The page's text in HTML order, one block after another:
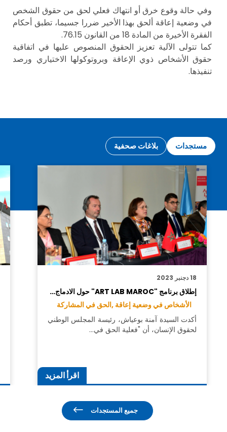
وفي حالة وقوع خرق أو انتهاك فعلي لحق من حقوق الشخص
في وضعية إعاقة ألحق بهذا الأخير ضررا جسيما، تطبق أحكام
الفقرة الأخيرة من المادة 18 من القانون 76.15.
كما تتولى الآلية تعزيز الحقوق المنصوص عليها في اتفاقية
حقوق الأشخاص ذوي الإعاقة وبروتوكولها الاختياري ورصد
تنفيذها.
بلاغات صحفية مستجدات
18 دجنبر 2023
إطلاق برنامج "ART LAB MAROC" حول الادماج…
الأشخاص في وضعية إعاقة ,الحق في المشاركة
أكدت السيدة آمنة بوعياش، رئيسة المجلس الوطني
لحقوق الإنسان، أن "فعلية الحق في…
اقرأ المزيد
جميع المستجدات